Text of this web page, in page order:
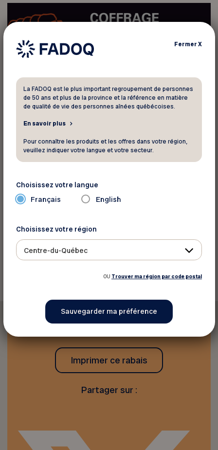
Pour informations
info@coffrageblanchette.com
Téléphone :
819 552-1772
Retourner aux rabais
Imprimer ce rabais
Partager sur :
FermerX
La FADOQ est le plus important regroupement de personnes
de 50 ans et plus de la province et la référence en matière
de qualité de vie des personnes aînées québécoises.
En savoir plus
Pour connaître les produits et les offres dans votre région,
veuillez indiquer votre langue et votre secteur.
Choisissez votre langue
Français English
Choisissez votre région
Centre-du-Québec
OU Trouver ma région par code postal